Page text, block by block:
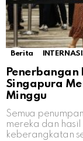
Berita
Singapura
Minggu
Semua
mereka dan
keberangkatan